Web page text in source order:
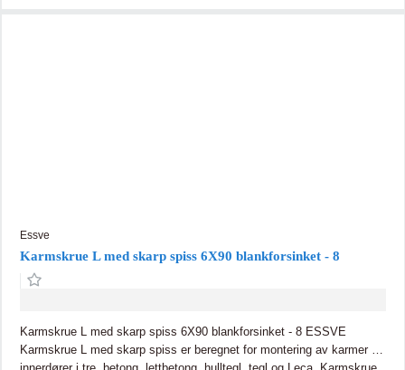
Essve
Karmskrue L med skarp spiss 6X90 blankforsinket - 8
Karmskrue L med skarp spiss 6X90 blankforsinket - 8 ESSVE
Karmskrue L med skarp spiss er beregnet for montering av karmer for